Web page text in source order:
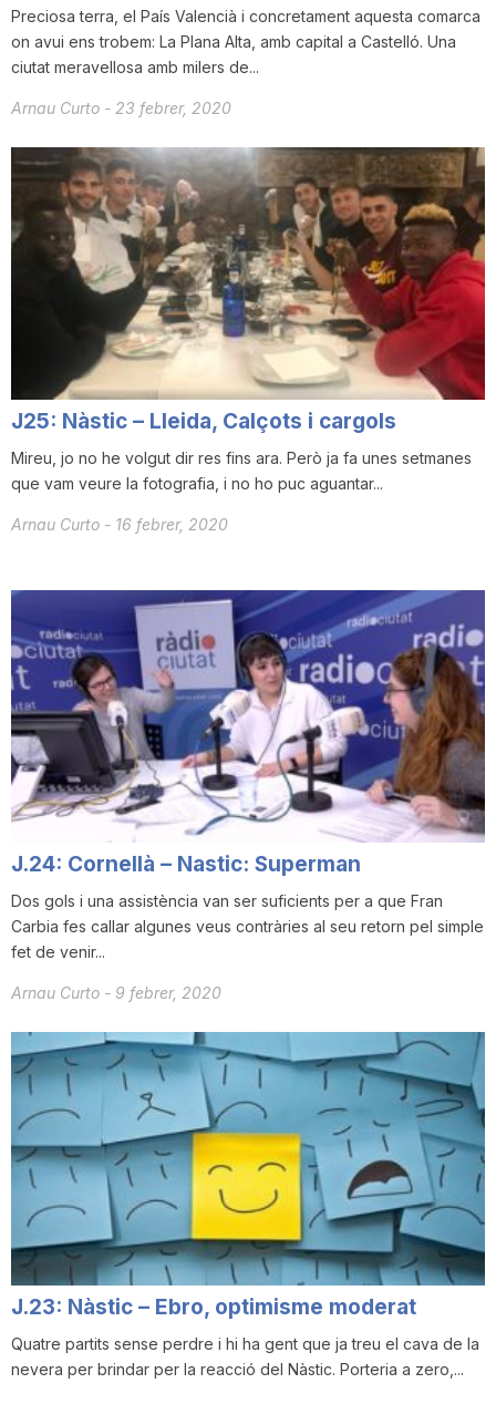
a
Preciosa terra, el País Valencià i concretament aquesta comarca
on avui ens trobem: La Plana Alta, amb capital a Castelló. Una
ciutat meravellosa amb milers de...
Arnau Curto - 23 febrer, 2020
J25: Nàstic – Lleida, Calçots i cargols
Mireu, jo no he volgut dir res fins ara. Però ja fa unes setmanes
que vam veure la fotografia, i no ho puc aguantar...
Arnau Curto - 16 febrer, 2020
J.24: Cornellà – Nastic: Superman
Dos gols i una assistència van ser suficients per a que Fran
Carbia fes callar algunes veus contràries al seu retorn pel simple
fet de venir...
Arnau Curto - 9 febrer, 2020
J.23: Nàstic – Ebro, optimisme moderat
Quatre partits sense perdre i hi ha gent que ja treu el cava de la
nevera per brindar per la reacció del Nàstic. Porteria a zero,...